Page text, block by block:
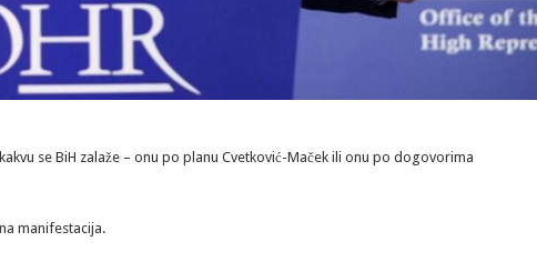
se BiH zalaže – onu po planu Cvetković-Maček ili onu po dogovorima
manifestacija.